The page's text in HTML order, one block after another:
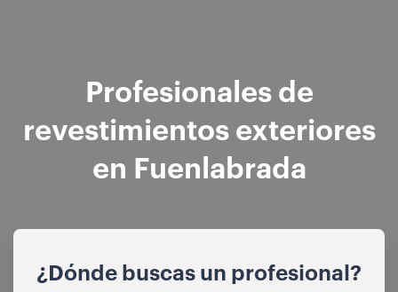
Profesionales de
revestimientos exteriores
en Fuenlabrada
¿Dónde buscas un profesional?